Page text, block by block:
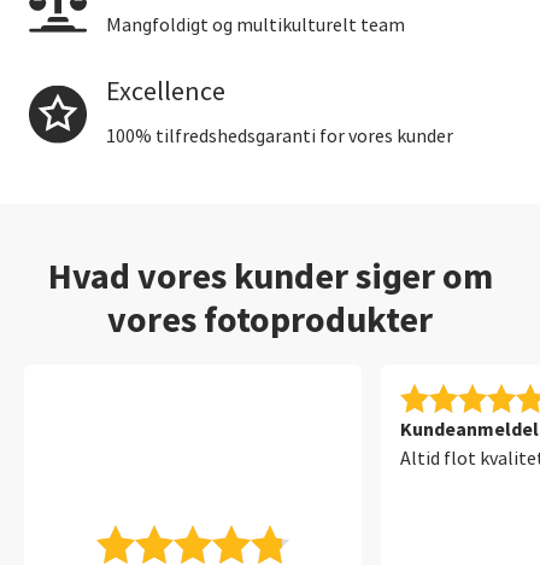
Mangfoldigt og multikulturelt team
Excellence
100% tilfredshedsgaranti for vores kunder
Hvad vores kunder siger om
vores fotoprodukter
Altid flot